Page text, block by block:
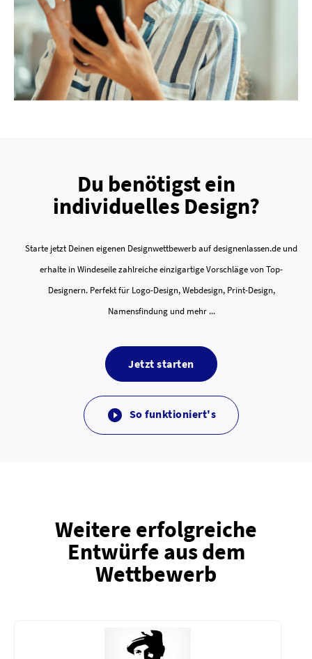
Du benötigst ein
individuelles Design?
Starte jetzt Deinen eigenen Designwettbewerb auf designenlassen.de und
erhalte in Windeseile zahlreiche einzigartige Vorschläge von Top-
Designern. Perfekt für Logo-Design, Webdesign, Print-Design,
Namensfindung und mehr ...
Jetzt starten
 So funktioniert's
Weitere erfolgreiche
Entwürfe aus dem
Wettbewerb